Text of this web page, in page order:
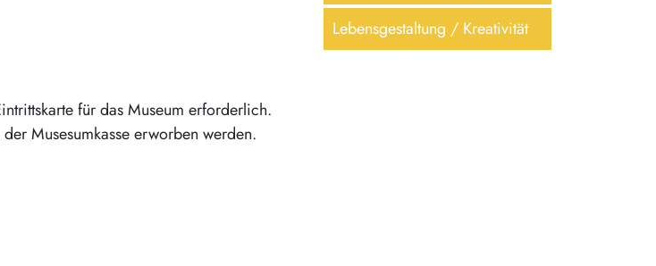
für das Museum erforderlich.
Musesumkasse erworben werden.
Lebensgestaltung / Kreativität